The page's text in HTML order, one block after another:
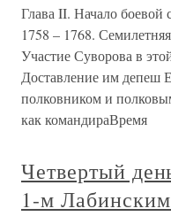
Глава II. Начало
1758 – 1768.
Участие Суворова в
Доставление им депеш
полковником и
как командираВремя
Четвертый
1-м